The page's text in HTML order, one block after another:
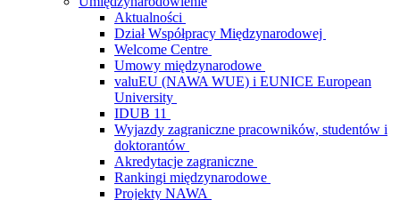
Aktualności
Dział Współpracy Międzynarodowej
Welcome Centre
Umowy międzynarodowe
valuEU (NAWA WUE) i EUNICE European
University
IDUB 11
Wyjazdy zagraniczne pracowników, studentów i
doktorantów
Akredytacje zagraniczne
Rankingi międzynarodowe
Projekty NAWA